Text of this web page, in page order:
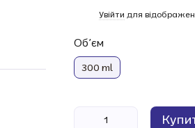
Увійти для
Обʼєм
300 ml